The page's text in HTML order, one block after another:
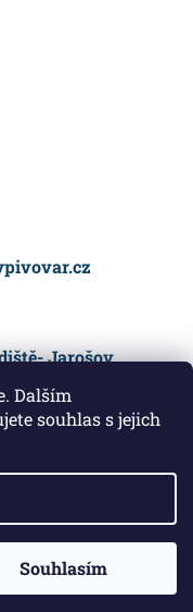
Dalším
souhlas s jejich
Souhlasím
NEALKO IPU
Jarošov
2026
vyhrazena.
cookies